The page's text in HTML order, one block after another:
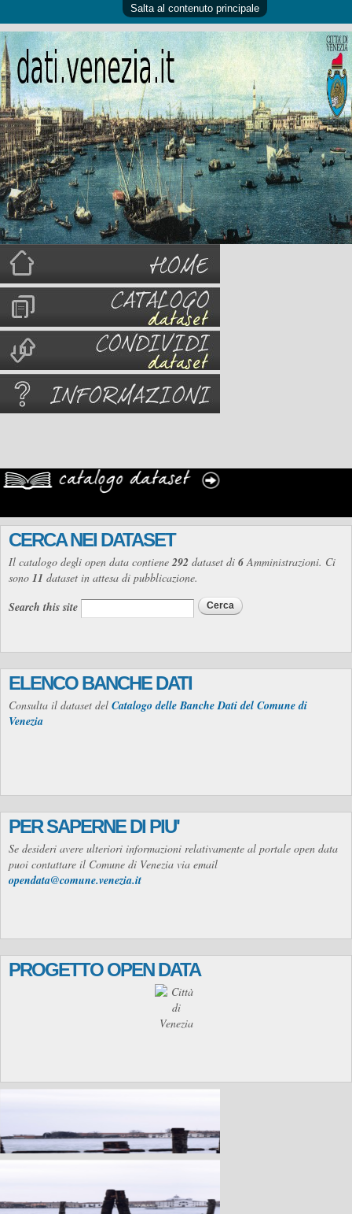
Salta al contenuto principale
CERCA NEI DATASET
Il catalogo degli open data contiene292 dataset di 6Amministrazioni. Ci
sono 11 dataset in attesa di pubblicazione.
Search this site
ELENCO BANCHE DATI
Consulta il dataset del Catalogo delle Banche Dati del Comune di
Venezia
PER SAPERNE DI PIU'
Se desideri avere ulteriori informazioni relativamente al portale open data
puoi contattare il Comune di Venezia via email
opendata@comune.venezia.it
PROGETTO OPEN DATA